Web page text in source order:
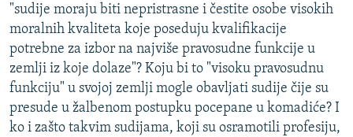
"sudije moraju biti nepristrasne i čestite osobe visokih
moralnih kvaliteta koje poseduju kvalifikacije
potrebne za izbor na najviše pravosudne funkcije u
zemlji iz koje dolaze"? Koju bi to "visoku pravosudnu
funkciju" u svojoj zemlji mogle obavljati sudije čije su
presude u žalbenom postupku pocepane u komadiće? I
ko i zašto takvim sudijama, koji su osramotili profesiju,